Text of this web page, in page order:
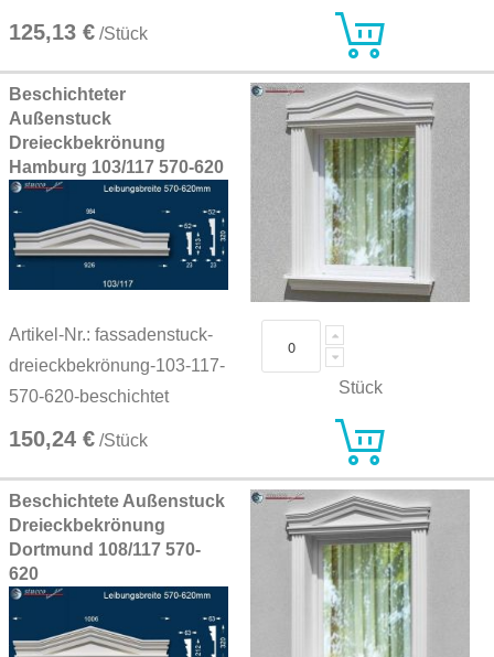
125,13 € /Stück
Beschichteter
Außenstuck
Dreieckbekrönung
Hamburg 103/117 570-620
Artikel-Nr.: fassadenstuck-
dreieckbekrönung-103-117-
570-620-beschichtet
150,24 € /Stück
Stück
Beschichtete Außenstuck
Dreieckbekrönung
Dortmund 108/117 570-
620